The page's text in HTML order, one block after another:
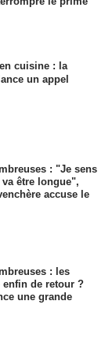
cuisine : la
un appel
: "Je sens
va être longue",
accuse le
: les
enfin de retour ?
une grande